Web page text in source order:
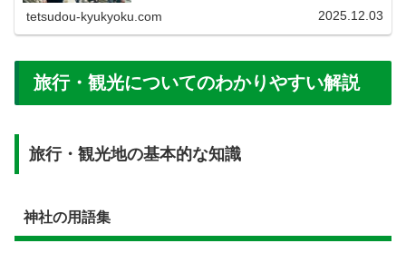
tetsudou-kyukyoku.com 2025.12.03
旅行・観光についてのわかりやすい解説
旅行・観光地の基本的な知識
神社の用語集